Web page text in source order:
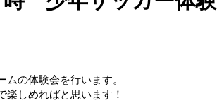
ムの体験会を行います。
楽しめればと思います！